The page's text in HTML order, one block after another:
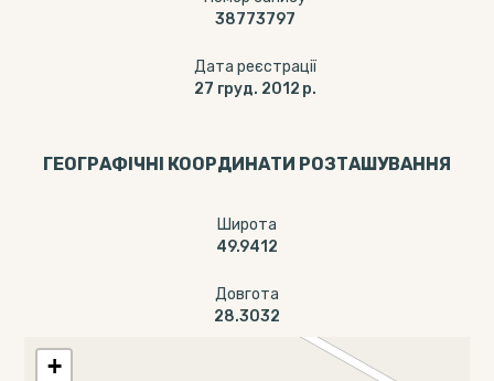
38773797
Дата реєстрації
27 груд. 2012 р.
ГЕОГРАФІЧНІ КООРДИНАТИ РОЗТАШУВАННЯ
Широта
49.9412
Довгота
28.3032
+